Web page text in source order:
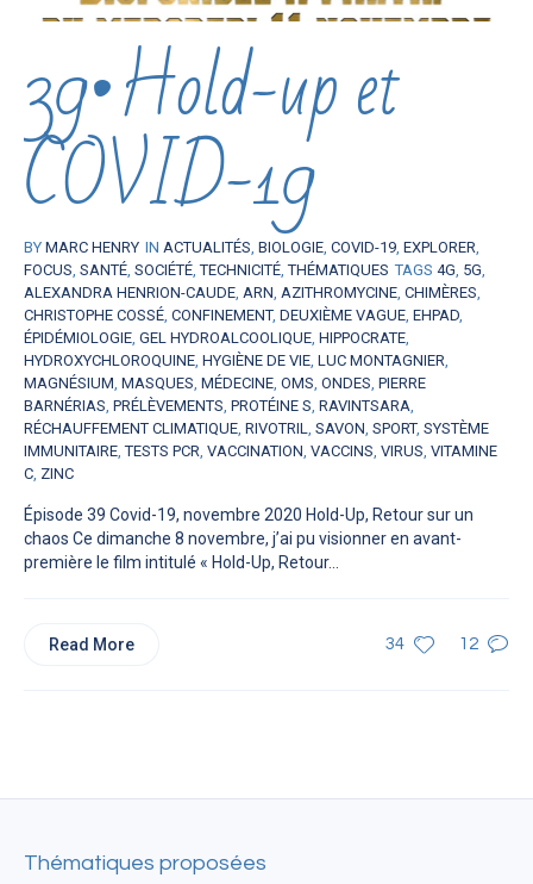
39•Hold-up et
COVID-19
BY MARC HENRY IN ACTUALITÉS, BIOLOGIE, COVID-19, EXPLORER,
FOCUS, SANTÉ, SOCIÉTÉ,TECHNICITÉ,THÉMATIQUES TAGS 4G, 5G,
ALEXANDRA HENRION-CAUDE, ARN, AZITHROMYCINE, CHIMÈRES,
CHRISTOPHE COSSÉ, CONFINEMENT, DEUXIÈME VAGUE, EHPAD,
ÉPIDÉMIOLOGIE, GEL HYDROALCOOLIQUE, HIPPOCRATE,
HYDROXYCHLOROQUINE, HYGIÈNE DE VIE, LUC MONTAGNIER,
MAGNÉSIUM, MASQUES, MÉDECINE, OMS, ONDES, PIERRE
BARNÉRIAS, PRÉLÈVEMENTS, PROTÉINE S, RAVINTSARA,
RÉCHAUFFEMENT CLIMATIQUE, RIVOTRIL, SAVON, SPORT, SYSTÈME
IMMUNITAIRE,TESTS PCR, VACCINATION, VACCINS, VIRUS, VITAMINE
C, ZINC
Épisode 39 Covid-19, novembre 2020 Hold-Up, Retour sur un
chaos Ce dimanche 8 novembre, j’ai pu visionner en avant-
première le film intitulé « Hold-Up, Retour...
34 12
Read More
Thématiques proposées